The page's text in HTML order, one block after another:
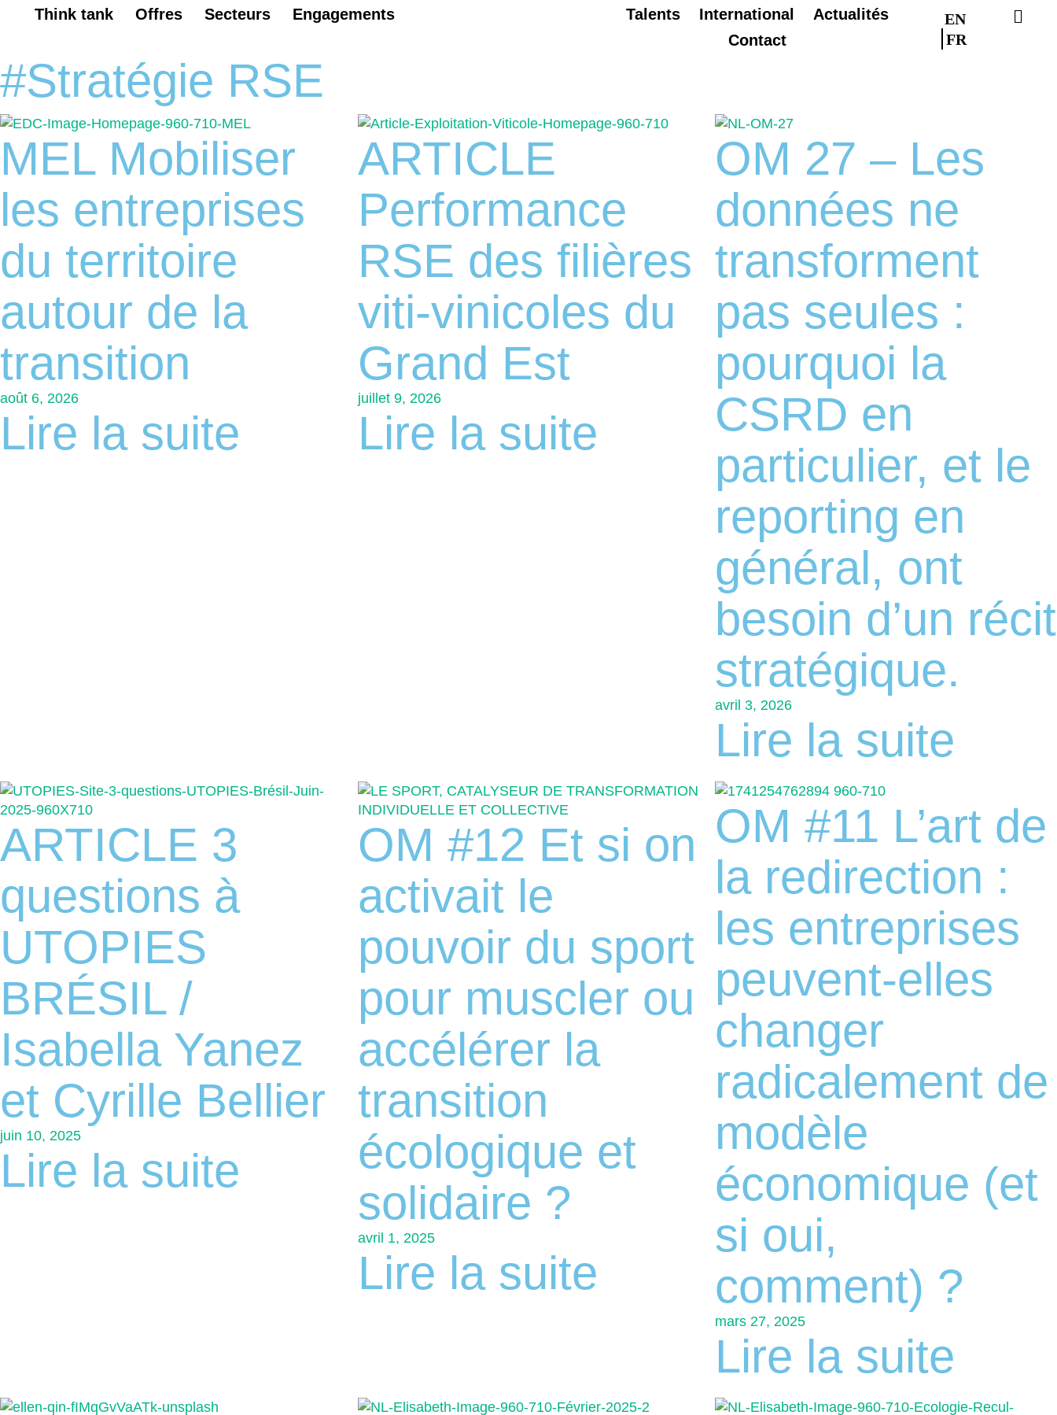
Think tank Offres Secteurs Engagements Talents International
Actualités
Contact
EN
FR
#Stratégie RSE
MEL Mobiliser
les entreprises
du territoire
autour de la
transition
août 6, 2026
Lire la suite
ARTICLE
Performance
RSE des filières
viti-vinicoles du
Grand Est
juillet 9, 2026
Lire la suite
OM 27 – Les
données ne
transforment
pas seules :
pourquoi la
CSRD en
particulier, et le
reporting en
général, ont
besoin d’un récit
stratégique.
avril 3, 2026
Lire la suite
ARTICLE 3
questions à
UTOPIES
BRÉSIL /
Isabella Yanez
et Cyrille Bellier
juin 10, 2025
Lire la suite
OM #12 Et si on
activait le
pouvoir du sport
pour muscler ou
accélérer la
transition
écologique et
solidaire ?
avril 1, 2025
Lire la suite
OM #11 L’art de
la redirection :
les entreprises
peuvent-elles
changer
radicalement de
modèle
économique (et
si oui,
comment) ?
mars 27, 2025
Lire la suite